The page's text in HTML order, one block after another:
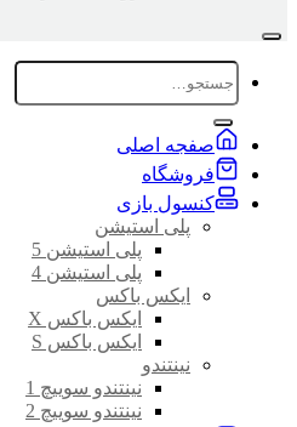
جستجو
برای:
صفجه اصلی
فروشگاه
کنسول بازی
پلی استیشن
پلی استیشن 5
پلی استیشن 4
ایکس باکس
ایکس باکس X
ایکس باکس S
نینتندو
نینتندو سوییچ 1
نینتندو سوییچ 2